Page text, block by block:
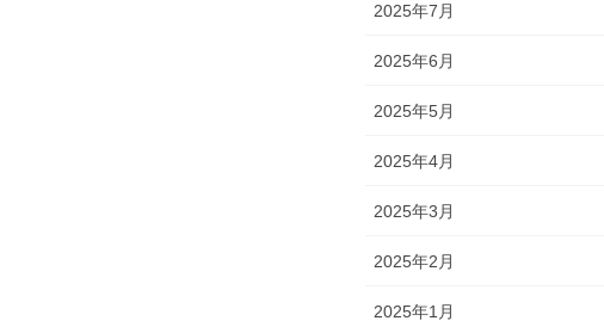
2025年7月
2025年6月
2025年5月
2025年4月
2025年3月
2025年2月
2025年1月